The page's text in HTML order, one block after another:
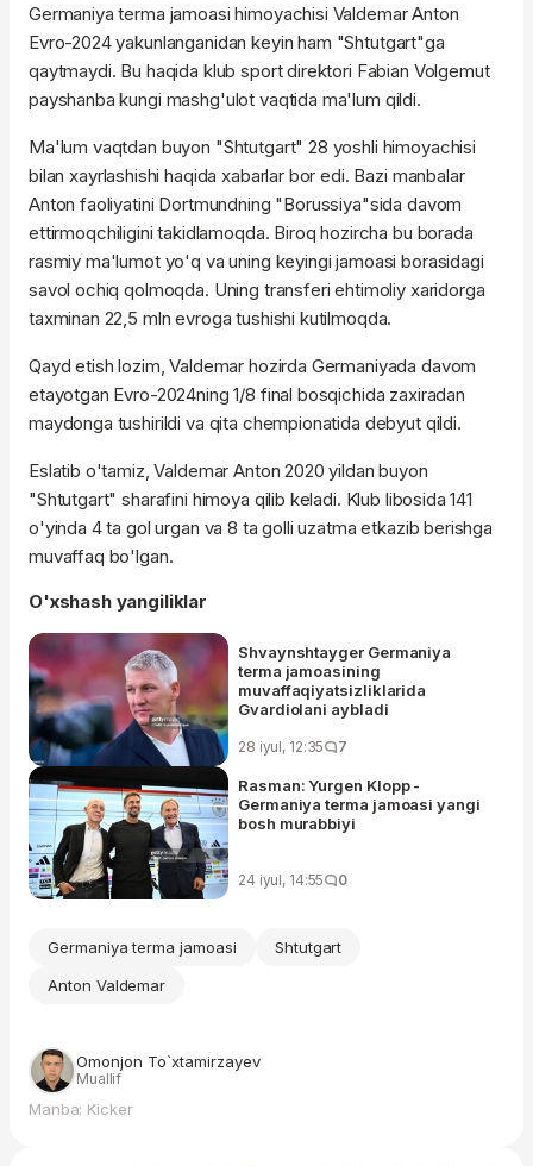
Germaniya terma jamoasi himoyachisi Valdemar Anton
Evro-2024 yakunlanganidan keyin ham "Shtutgart"ga
qaytmaydi. Bu haqida klub sport direktori Fabian Volgemut
payshanba kungi mashg'ulot vaqtida ma'lum qildi.
Ma'lum vaqtdan buyon "Shtutgart" 28 yoshli himoyachisi
bilan xayrlashishi haqida xabarlar bor edi. Bazi manbalar
Anton faoliyatini Dortmundning "Borussiya"sida davom
ettirmoqchiligini takidlamoqda. Biroq hozircha bu borada
rasmiy ma'lumot yo'q va uning keyingi jamoasi borasidagi
savol ochiq qolmoqda. Uning transferi ehtimoliy xaridorga
taxminan 22,5 mln evroga tushishi kutilmoqda.
Qayd etish lozim, Valdemar hozirda Germaniyada davom
etayotgan Evro-2024ning 1/8 final bosqichida zaxiradan
maydonga tushirildi va qita chempionatida debyut qildi.
Eslatib o'tamiz, Valdemar Anton 2020 yildan buyon
"Shtutgart" sharafini himoya qilib keladi. Klub libosida 141
o'yinda 4 ta gol urgan va 8 ta golli uzatma etkazib berishga
muvaffaq bo'lgan.
O'xshash yangiliklar
Shvaynshtayger Germaniya
terma jamoasining
muvaffaqiyatsizliklarida
Gvardiolani aybladi
28 iyul, 12:35 7
Rasman: Yurgen Klopp -
Germaniya terma jamoasi yangi
bosh murabbiyi
24 iyul, 14:55 0
Germaniya terma jamoasi
Shtutgart
Anton Valdemar
Omonjon To`xtamirzayev
Muallif
Manba: Kicker